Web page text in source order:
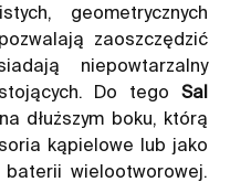
geometrycznych
zaoszczędzić
niepowtarzalny
Do tego Sal
dłuższym boku, którą
kąpielowe lub jako
wielootworowej.